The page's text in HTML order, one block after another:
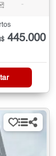
-
445.000